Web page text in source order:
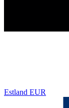
Estland EUR